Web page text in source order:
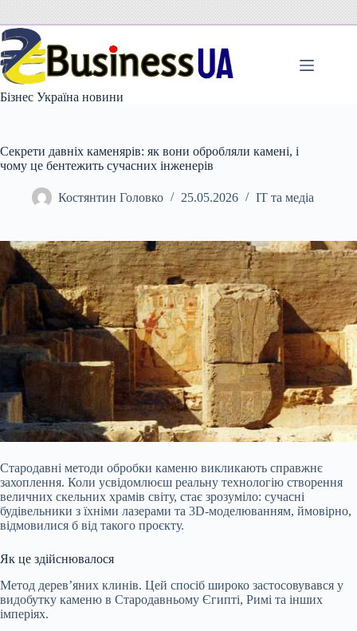
вмісту
Бізнес Україна новини
Секрети давніх каменярів: як вони обробляли камені, і
чому це бентежить сучасних інженерів
Костянтин Головко 25.05.2026 IT та медіа
Стародавні методи обробки каменю викликають справжнє
захоплення. Коли усвідомлюєш реальну технологію створення
величних скельних храмів світу, стає зрозуміло: сучасні
будівельники з їхніми лазерами та 3D-моделюванням, ймовірно,
відмовилися б від такого проєкту.
Як це здійснювалося
Метод дерев’яних клинів. Цей спосіб широко застосовувався у
видобутку каменю в Стародавньому Єгипті, Римі та інших
імперіях.